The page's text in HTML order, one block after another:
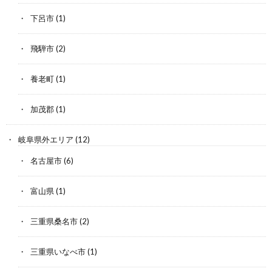
下呂市(1)
飛騨市(2)
養老町(1)
加茂郡(1)
岐阜県外エリア (12)
名古屋市(6)
富山県(1)
三重県桑名市(2)
三重県いなべ市(1)